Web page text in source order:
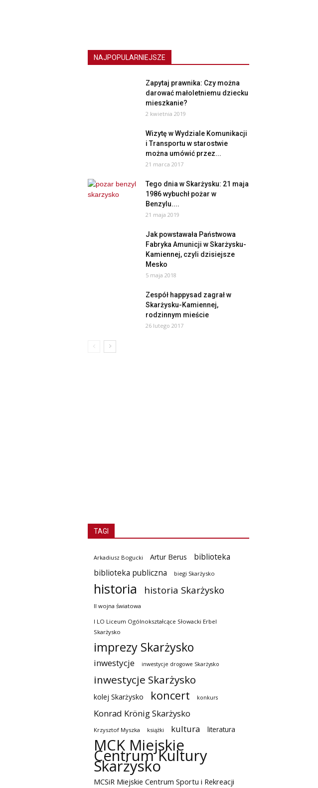
NAJPOPULARNIEJSZE
Zapytaj prawnika: Czy można
darować małoletniemu dziecku
mieszkanie?
2 kwietnia 2019
Wizytę w Wydziale Komunikacji
i Transportu w starostwie
można umówić przez...
21 marca 2017
Tego dnia w Skarżysku: 21 maja
1986 wybuchł pożar w
Benzylu....
21 maja 2019
Jak powstawała Państwowa
Fabryka Amunicji w Skarżysku-
Kamiennej, czyli dzisiejsze
Mesko
5 maja 2018
Zespół happysad zagrał w
Skarżysku-Kamiennej,
rodzinnym mieście
26 lutego 2017
TAGI
Arkadiusz Bogucki Artur Berus
biblioteka
biblioteka publiczna
biegi Skarżysko
historia historia Skarżysko
II wojna światowa
I LO Liceum Ogólnokształcące Słowacki Erbel
Skarżysko
imprezy Skarżysko
inwestycje inwestycje drogowe Skarżysko
inwestycje Skarżysko
kolej Skarżysko koncert konkurs
Konrad Krönig Skarżysko
Krzysztof Myszka książki kultura literatura
MCK Miejskie
Centrum Kultury
Skarżysko
MCSiR Miejskie Centrum Sportu i Rekreacji